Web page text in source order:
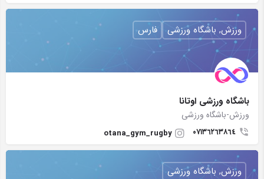
باشگاه ورزشى اوتانا
ورزش-باشگاه ورزشی
٠٧١٣٦٢٦٣٨٦٤ otana_gym_rugby
ورزش, باشگاه ورزشی فارس
ورزش, باشگاه ورزشی